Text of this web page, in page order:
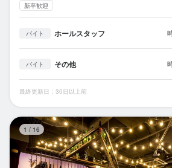
新卒歓迎
バイト ホールスタッフ
バイト その他
最終更新日：30日以上前
1 / 16